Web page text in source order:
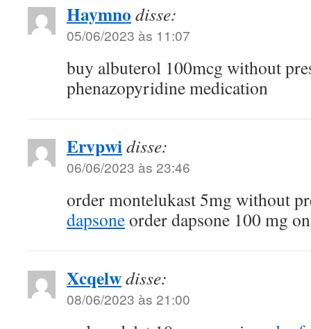
Haymno disse:
05/06/2023 às 11:07
buy albuterol 100mcg without
phenazopyridine medication
Ervpwidisse:
06/06/2023 às 23:46
order montelukast 5mg without
dapsoneorder dapsone 100 mg
Xcqelwdisse:
08/06/2023 às 21:00